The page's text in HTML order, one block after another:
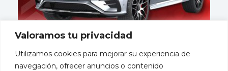
Valoramos tu privacidad
Utilizamos cookies para mejorar su experiencia de
navegación, ofrecer anuncios o contenido